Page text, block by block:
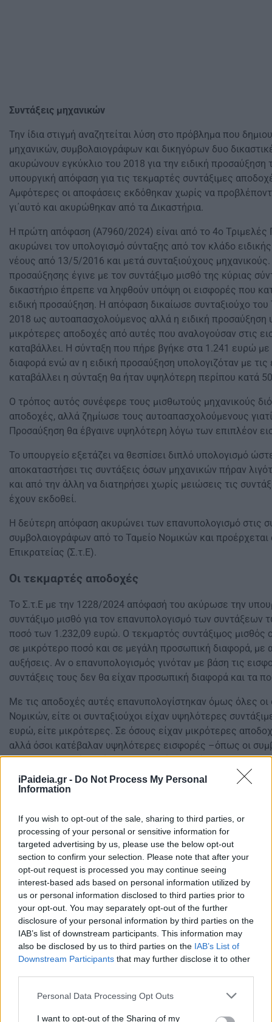
iPaideia.gr - Do Not Process My Personal
Information
If you wish to opt-out of the sale, sharing to third parties, or
processing of your personal or sensitive information for
targeted advertising by us, please use the below opt-out
section to confirm your selection. Please note that after your
opt-out request is processed you may continue seeing
interest-based ads based on personal information utilized by
us or personal information disclosed to third parties prior to
your opt-out. You may separately opt-out of the further
disclosure of your personal information by third parties on the
IAB’s list of downstream participants. This information may
also be disclosed by us to third parties on the IAB’s List of
Downstream Participants that may further disclose it to other
Please note that this website/app uses one or more Google
not limited to your visit or usage behaviour. You may click to
Personal Data Processing Opt Outs
I want to opt-out of the Sharing of my
Συντάξεις μηχανικών
Την ίδια στιγμή αναζητείται λύση στο πρόβλημα που
μηχανικών, συμβολαιογράφων και δικηγόρων δυο
ακυρώνουν εγκύκλιο του 2018 για την ειδική προσαύξηση
υπουργική απόφαση για τις τεκμαρτές συντάξιμες
Αμφότερες οι αποφάσεις εκδόθηκαν χωρίς να
γι΄αυτό και ακυρώθηκαν από τα Δικαστήρια.
Η πρώτη απόφαση (Α7960/2024) είναι από το 4ο Τριμελές
ακυρώνει τον υπολογισμό σύνταξης από τον κλάδο
νέους από 13/5/2016 και μετά συνταξιούχους
προσαύξησης έγινε με τον συντάξιμο μισθό της κύριας
δικαστήριο έπρεπε να ληφθούν υπόψη οι εισφορές που
ειδική προσαύξηση. Η απόφαση δικαίωσε συνταξιούχο
2018 ως αυτοαπασχολούμενος αλλά η ειδική προσαύξηση
μικρότερες αποδοχές από αυτές που αναλογούσαν στις
καταβάλλει. Η σύνταξη που πήρε βγήκε στα 1.241 ευρώ
διαφορά ενώ αν η ειδική προσαύξηση υπολογιζόταν με
καταβάλλει η σύνταξη θα ήταν υψηλότερη περίπου κατά
Ο τρόπος αυτός συνέφερε τους μισθωτούς μηχανικούς
αποδοχές, αλλά ζημίωσε τους αυτοαπασχολούμενους
Προσαύξηση θα έβγαινε υψηλότερη λόγω των επιπλέον
Το υπουργείο εξετάζει να θεσπίσει διπλό υπολογισμό
αποκαταστήσει τις συντάξεις όσων μηχανικών πήραν
και από την άλλη να διατηρήσει χωρίς μειώσεις τις
έχουν εκδοθεί.
Η δεύτερη απόφαση ακυρώνει των επανυπολογισμό στις
συμβολαιογράφων από το Ταμείο Νομικών και
Επικρατείας (Σ.τ.Ε).
Οι τεκμαρτές αποδοχές
Το Σ.τ.Ε με την 1228/2024 απόφασή του ακύρωσε την
συντάξιμο μισθό για τον επανυπολογισμό των συντάξεων
ποσό των 1.232,09 ευρώ. Ο τεκμαρτός συντάξιμος μισθός
σε μικρότερο ποσό και σε μεγάλη προσωπική διαφορά, με
αυξήσεις. Αν ο επανυπολογισμός γινόταν με βάση τις
συντάξεις τους δεν θα είχαν προσωπική διαφορά και τα
Με τις αποδοχές αυτές επανυπολογίστηκαν όμως όλες οι
Νομικών, είτε οι συνταξιούχοι είχαν υψηλότερες
ευρώ, είτε μικρότερες. Σε όσους είχαν μικρότερες
αλλά όσοι κατέβαλαν υψηλότερες εισφορές –όπως οι
επανυπολογισμός οδήγησε σε μικρότερη σύνταξη και σε
έκοψε και τις αυξήσεις του 2023 του 2024 και του 2025.
τους συνταξιούχους συμβολαιογράφους είναι άκυρος και
αυξήσεις συντάξεων, ή έστω με συντάξεις χωρίς
όμως θα πρέπει να προβλεφθεί εξαίρεση
δικηγόρων που παίρνουν υψηλότερη σύνταξη με βάση
αυτή που θα είχαν με βάση τις εισφορές που κατέβαλαν.
Δείτε επίσηςΣυντάξεις: Αναδρομικά έως 8.500 ευρώ